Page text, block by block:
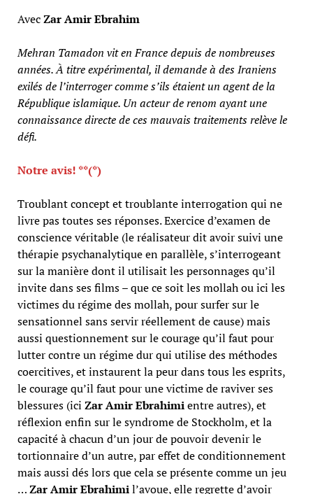
AvecZar Amir Ebrahim
Mehran Tamadon vit en France depuis de nombreuses
années. À titre expérimental, il demande à des Iraniens
exilés de l’interroger comme s’ils étaient un agent de la
République islamique. Un acteur de renom ayant une
connaissance directe de ces mauvais traitements relève le
défi.
Notre avis! **(*)
Troublant concept et troublante interrogation qui ne
livre pas toutes ses réponses. Exercice d’examen de
conscience véritable (le réalisateur dit avoir suivi une
thérapie psychanalytique en parallèle, s’interrogeant
sur la manière dont il utilisait les personnages qu’il
invite dans ses films – que ce soit les mollah ou ici les
victimes du régime des mollah, pour surfer sur le
sensationnel sans servir réellement de cause) mais
aussi questionnement sur le courage qu’il faut pour
lutter contre un régime dur qui utilise des méthodes
coercitives, et instaurent la peur dans tous les esprits,
le courage qu’il faut pour une victime de raviver ses
blessures (ici Zar Amir Ebrahimientre autres), et
réflexion enfin sur le syndrome de Stockholm, et la
capacité à chacun d’un jour de pouvoir devenir le
tortionnaire d’un autre, par effet de conditionnement
mais aussi dés lors que cela se présente comme un jeu
…Zar Amir Ebrahimil’avoue, elle regrette d’avoir